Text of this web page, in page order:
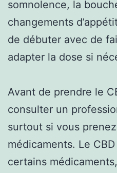
somnolence, la
changements
de débuter avec de
adapter la dose si
Avant de prendre le
consulter un
surtout si vous prenez
médicaments. Le
certains